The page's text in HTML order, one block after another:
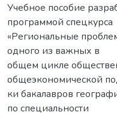
Учебное пособие
программой спецкурса
«Региональные
одного из важных в
общем цикле
общеэкономической
ки бакалавров
по специальности